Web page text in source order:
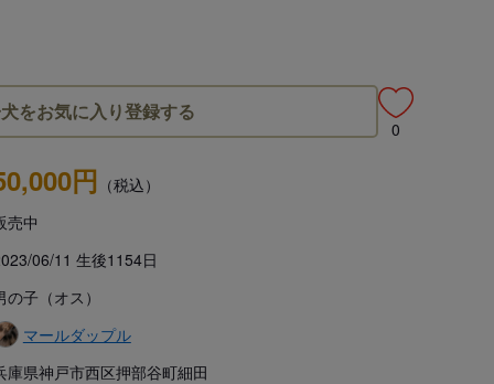
をお気に入り登録する
0
円 （税込）
売中
06/11 生後1154日
の子（オス）
マールダップル
庫県神戸市西区押部谷町細田